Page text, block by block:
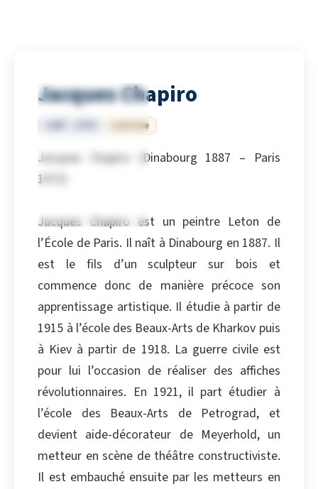
Jacques Chapiro
Lettonie
Jacques Chapiro (Dinabourg 1887 – Paris
1972)
Jacques Chapiro est un peintre Leton de
l’École de Paris. Il naît à Dinabourg en 1887. Il
est le fils d’un sculpteur sur bois et
commence donc de manière précoce son
apprentissage artistique. Il étudie à partir de
1915 à l’école des Beaux-Arts de Kharkov puis
à Kiev à partir de 1918. La guerre civile est
pour lui l’occasion de réaliser des affiches
révolutionnaires. En 1921, il part étudier à
l’école des Beaux-Arts de Petrograd, et
devient aide-décorateur de Meyerhold, un
metteur en scène de théâtre constructiviste.
Il est embauché ensuite par les metteurs en
Copier